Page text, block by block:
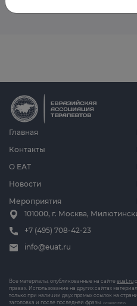
Главная
О ЕАТ
Новости
Мероприятия
Контакты
101000, г. Москва,
+7 (495) 708-42-23
info@euat.ru
Все материалы, опубликованные на сайте euat.ru
правах. Использование на других сайтах
только при наличии двух прямых ссылок на
заголовка и после последней фразы. v202607031833